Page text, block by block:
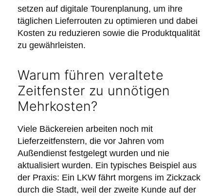
setzen auf digitale Tourenplanung, um ihre
täglichen Lieferrouten zu optimieren und dabei
Kosten zu reduzieren sowie die Produktqualität
zu gewährleisten.
Warum führen veraltete
Zeitfenster zu unnötigen
Mehrkosten?
Viele Bäckereien arbeiten noch mit
Lieferzeitfenstern, die vor Jahren vom
Außendienst festgelegt wurden und nie
aktualisiert wurden. Ein typisches Beispiel aus
der Praxis: Ein LKW fährt morgens im Zickzack
durch die Stadt, weil der zweite Kunde auf der